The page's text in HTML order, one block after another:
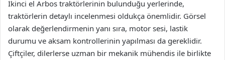
İkinci el Arbos traktörlerinin bulunduğu yerlerinde,
traktörlerin detaylı incelenmesi oldukça önemlidir. Görsel
olarak değerlendirmenin yanı sıra, motor sesi, lastik
durumu ve aksam kontrollerinin yapılması da gereklidir.
Çiftçiler, dilerlerse uzman bir mekanik mühendis ile birlikte